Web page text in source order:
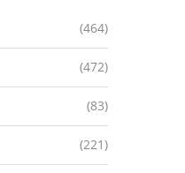
(464)
(472)
(83)
(221)